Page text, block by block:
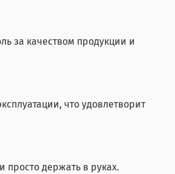
за качеством продукции и
что удовлетворит
просто держать в руках.